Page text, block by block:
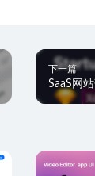
下一篇
SaaS网